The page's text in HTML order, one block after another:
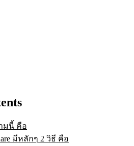
มนี้ คือ
มีหลักๆ 2 วิธี คือ